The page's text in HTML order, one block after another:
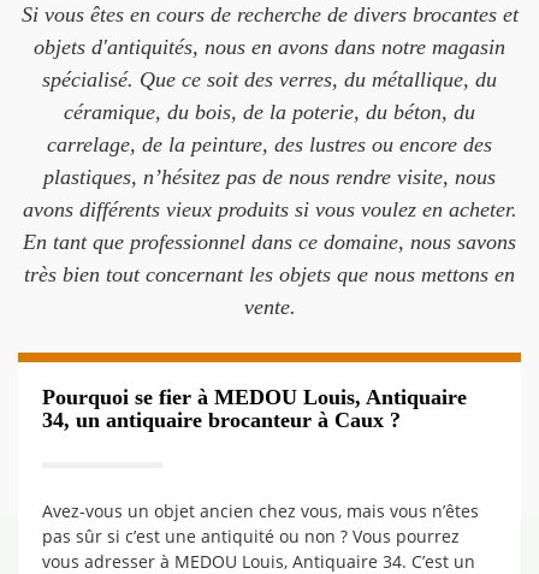
Si vous êtes en cours de recherche de divers brocantes et
objets d'antiquités, nous en avons dans notre magasin
spécialisé. Que ce soit des verres, du métallique, du
céramique, du bois, de la poterie, du béton, du
carrelage, de la peinture, des lustres ou encore des
plastiques, n’hésitez pas de nous rendre visite, nous
avons différents vieux produits si vous voulez en acheter.
En tant que professionnel dans ce domaine, nous savons
très bien tout concernant les objets que nous mettons en
vente.
Pourquoi se fier à MEDOU Louis, Antiquaire
34, un antiquaire brocanteur à Caux ?
Avez-vous un objet ancien chez vous, mais vous n’êtes
pas sûr si c’est une antiquité ou non ? Vous pourrez
vous adresser à MEDOU Louis, Antiquaire 34. C’est un